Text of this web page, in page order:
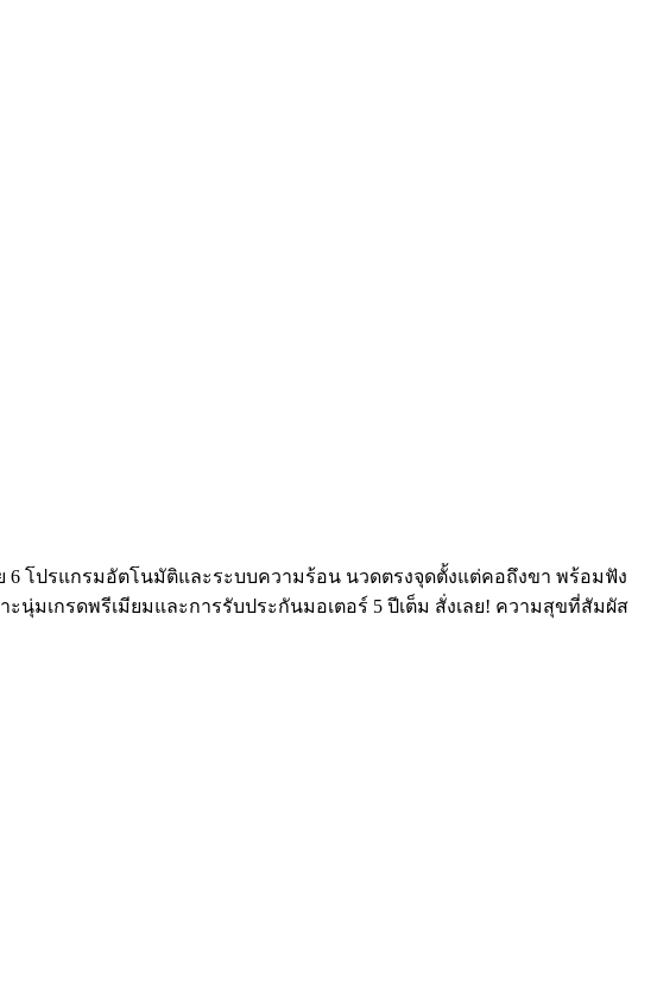
6 โปรแกรมอัตโนมัติและระบบความร้อน นวดตรงจุดตั้งแต่คอถึงขา พร้อมฟัง
นุ่มเกรดพรีเมียมและการรับประกันมอเตอร์ 5 ปีเต็ม สั่งเลย! ความสุขที่สัมผัส